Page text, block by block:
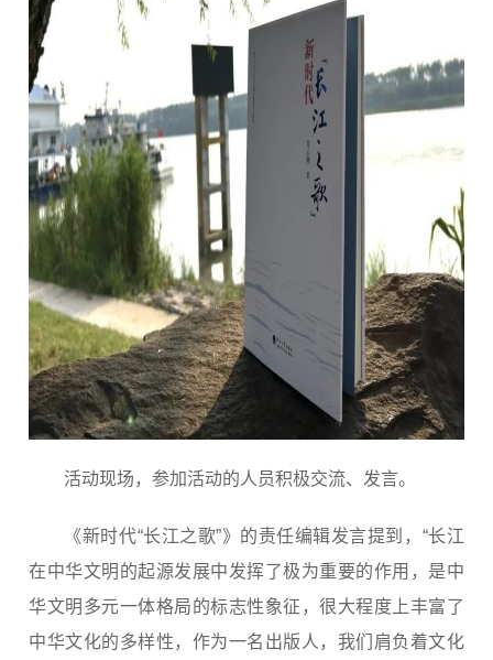
活动现场，参加活动的人员积极交流、发言。
《新时代“长江之歌”》的责任编辑发言提到，“长江
在中华文明的起源发展中发挥了极为重要的作用，是中
华文明多元一体格局的标志性象征，很大程度上丰富了
中华文化的多样性，作为一名出版人，我们肩负着文化